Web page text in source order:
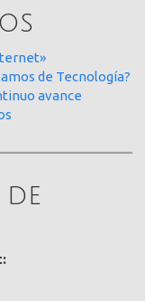
de Tecnología?
avance